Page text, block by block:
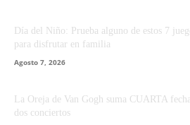
Día del Niño: Prueba alguno de estos 7
para disfrutar en familia
Agosto 7, 2026
La Oreja de Van Gogh suma CUARTA
dos conciertos